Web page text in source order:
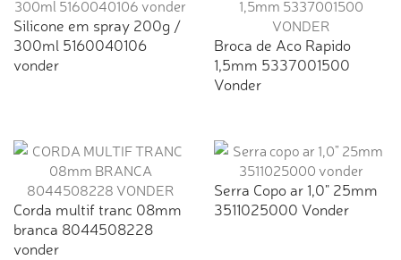
Silicone em spray 200g /
300ml 5160040106
vonder
Broca de Aco Rapido
1,5mm 5337001500
Vonder
Corda multif tranc 08mm
branca 8044508228
vonder
Serra Copo ar 1,0" 25mm
3511025000 Vonder